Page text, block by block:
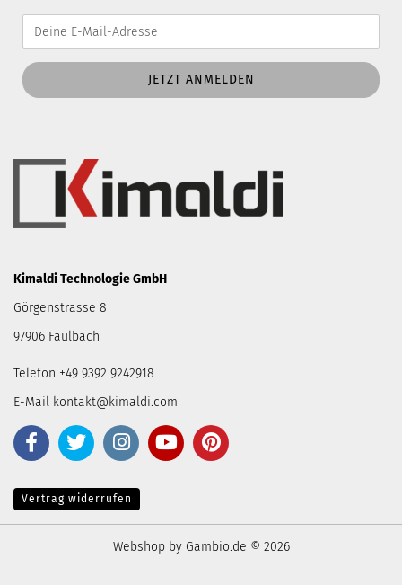
Kimaldi Technologie GmbH
Görgenstrasse 8
97906 Faulbach
Telefon +49 9392 9242918
E-Mail kontakt@kimaldi.com
Vertrag widerrufen
Webshopby Gambio.de © 2026